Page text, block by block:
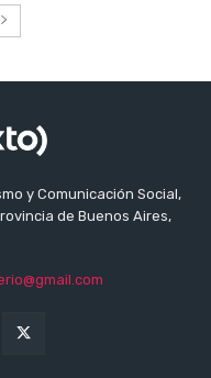
y Comunicación Social,
de Buenos Aires,